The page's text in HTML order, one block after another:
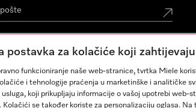
postavka za kolačiće koji
funkcioniranje naše web-stranice, tvrtka Miele
i tehnologije praćenja u marketinške i analitičke
koji prikupljaju informacije o vašoj upotrebi web-
Kolačići se također koriste za personalizaciju oglasa.